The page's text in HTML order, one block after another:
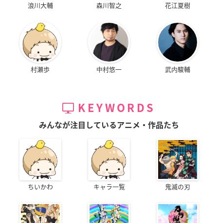
浪川大輔 森川智之 花江夏樹
村瀬歩 中村悠一 武内駿輔
KEYWORDS
みんなが注目しているアニメ・作品たち
ちいかわ キャラ一覧 鬼滅の刃